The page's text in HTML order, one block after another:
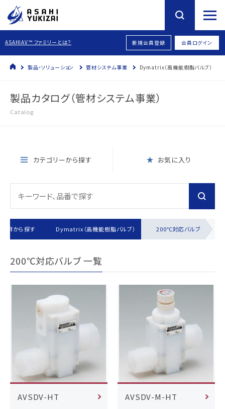
ASAHIAV™ ファミリーとは？ 新規会員登録 会員ログイン
製品・ソリューション 管材システム事業 Dymatrix（高機能樹脂バルブ）
製品カタログ（管材システム事業）
Catalog
カテゴリーから探す お気に入り
群から探す Dymatrix（高機能樹脂バルブ） 200℃対応バルブ
200℃対応バルブ 一覧
AVSDV-HT AVSDV-M-HT